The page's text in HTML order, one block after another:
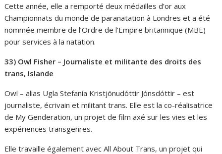
Cette année, elle a remporté deux médailles d’or aux
Championnats du monde de paranatation à Londres et a été
nommée membre de l’Ordre de l’Empire britannique (MBE)
pour services à la natation.
33) Owl Fisher – Journaliste et militante des droits des
trans, Islande
Owl – alias Ugla Stefanía Kristjönudóttir Jónsdóttir – est
journaliste, écrivain et militant trans. Elle est la co-réalisatrice
de My Genderation, un projet de film axé sur les vies et les
expériences transgenres.
Elle travaille également avec All About Trans, un projet qui